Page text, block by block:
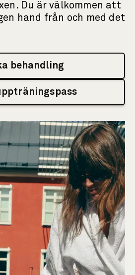
Du är välkommen att
hand från och med det
behandling